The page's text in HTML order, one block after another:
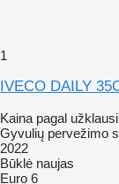
1
IVECO DAILY
Kaina pagal
Gyvulių pervežimo
2022
Būklė naujas
Euro 6